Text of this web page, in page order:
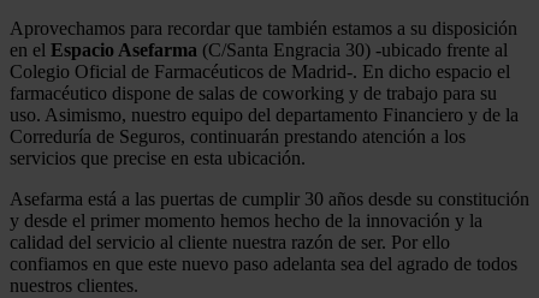
Aprovechamos para recordar que también estamos a su disposición
en el Espacio Asefarma (C/Santa Engracia 30) -ubicado frente al
Colegio Oficial de Farmacéuticos de Madrid-. En dicho espacio el
farmacéutico dispone de salas de coworking y de trabajo para su
uso. Asimismo, nuestro equipo del departamento Financiero y de la
Correduría de Seguros, continuarán prestando atención a los
servicios que precise en esta ubicación.
Asefarma está a las puertas de cumplir 30 años desde su constitución
y desde el primer momento hemos hecho de la innovación y la
calidad del servicio al cliente nuestra razón de ser. Por ello
confiamos en que este nuevo paso adelanta sea del agrado de todos
nuestros clientes.